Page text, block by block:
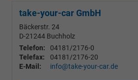
take-your-car GmbH
Bäckerstr. 24
D-21244 Buchholz
Telefon:
04181/2176-0
Telefax:
04181/2176-20
E-Mail:
info@take-your-car.de